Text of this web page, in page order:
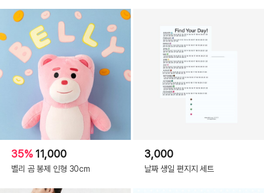
35% 11,000
벨리 곰 봉제 인형 30cm
3,000
날짜 생일 편지지 세트